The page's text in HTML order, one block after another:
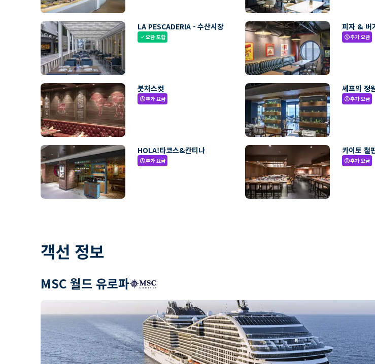
LA PESCADERIA - 수산시장
check요금 포함
피자 & 버
paid추가 요금
붓처스컷
paid추가 요금
셰프의 정
paid추가 요금
HOLA!타코스&칸티나
paid추가 요금
카이토 철
paid추가 요금
객선 정보
MSC 월드 유로파